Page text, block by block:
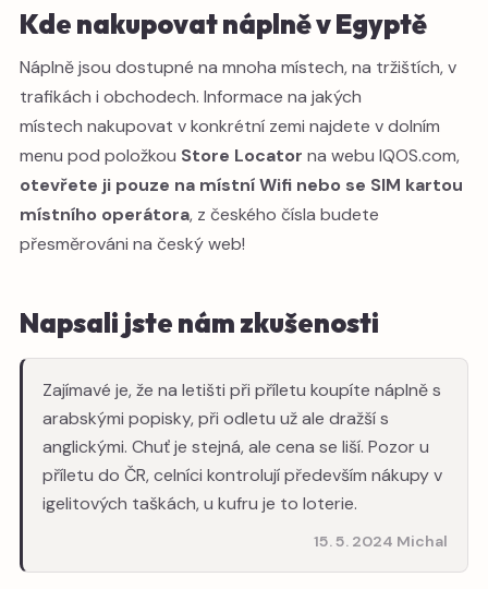
Kde nakupovat náplně v Egyptě
Náplně jsou dostupné na mnoha místech, na tržištích, v
trafikách i obchodech. Informace na jakých
místech nakupovat v konkrétní zemi najdete v dolním
menu pod položkou Store Locator na webu IQOS.com,
otevřete ji pouze na místní Wifi nebo se SIM kartou
místního operátora, z českého čísla budete
přesměrováni na český web!
Napsali jste nám zkušenosti
Zajímavé je, že na letišti při příletu koupíte náplně s
arabskými popisky, při odletu už ale dražší s
anglickými. Chuť je stejná, ale cena se liší. Pozor u
příletu do ČR, celníci kontrolují především nákupy v
igelitových taškách, u kufru je to loterie.
15. 5. 2024 Michal